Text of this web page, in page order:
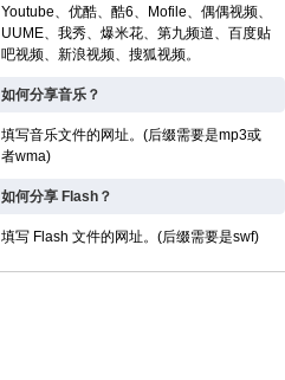
Youtube、优酷、酷6、Mofile、偶偶视频、
UUME、我秀、爆米花、第九频道、百度贴
吧视频、新浪视频、搜狐视频。
如何分享音乐？
填写音乐文件的网址。(后缀需要是mp3或
者wma)
如何分享 Flash？
填写 Flash 文件的网址。(后缀需要是swf)